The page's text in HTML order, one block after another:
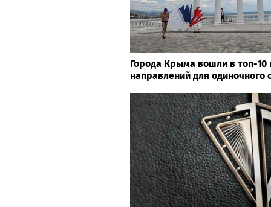
Города Крыма вошли в топ-10
направлений для одиночного